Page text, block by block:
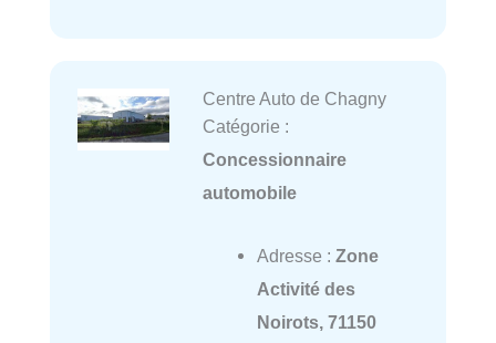
Centre Auto de Chagny
Catégorie :
Concessionnaire
automobile
Adresse : Zone
Activité des
Noirots, 71150